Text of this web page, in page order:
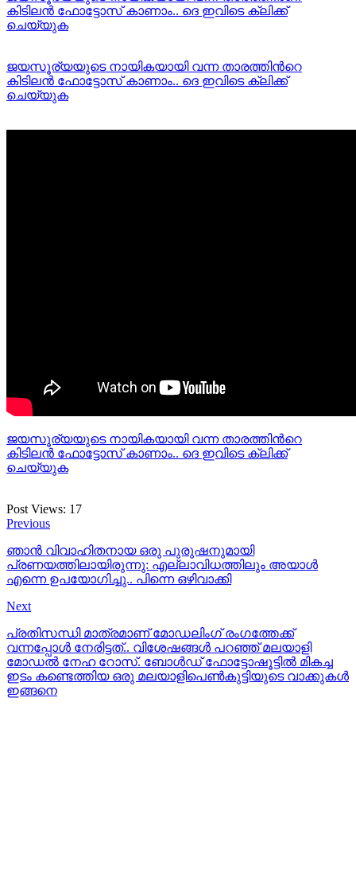
കിടിലന്‍ ഫോട്ടോസ് കാണാം.. ദെ ഇവിടെ ക്ലിക്ക്
ചെയ്യുക
ജയസൂര്യയുടെ നായികയായി വന്ന താരത്തിന്‍റെ
കിടിലന്‍ ഫോട്ടോസ് കാണാം.. ദെ ഇവിടെ ക്ലിക്ക്
ചെയ്യുക
ജയസൂര്യയുടെ നായികയായി വന്ന താരത്തിന്‍റെ
കിടിലന്‍ ഫോട്ടോസ് കാണാം.. ദെ ഇവിടെ ക്ലിക്ക്
ചെയ്യുക
Post Views: 17
Previous
ഞാൻ വിവാഹിതനായ ഒരു പുരുഷനുമായി
പ്രണയത്തിലായിരുന്നു: എല്ലാവിധത്തിലും അയാള്‍
എന്നെ ഉപയോഗിച്ചു.. പിന്നെ ഒഴിവാക്കി
Next
പ്രതിസന്ധി മാത്രമാണ് മോഡലിംഗ് രംഗത്തേക്ക്
വന്നപ്പോൾ നേരിട്ടത്.. വിശേഷങ്ങൾ പറഞ്ഞ് മലയാളി
മോഡൽ നേഹ റോസ്. ബോൾഡ് ഫോട്ടോഷൂട്ടിൽ മികച്ച
ഇടം കണ്ടെത്തിയ ഒരു മലയാളിപെണ്‍കുട്ടിയുടെ വാക്കുകള്‍
ഇങ്ങനെ